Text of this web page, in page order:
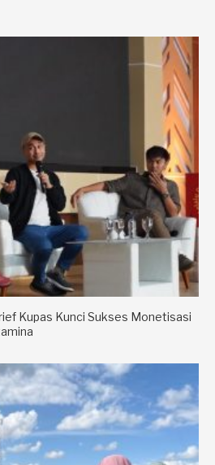
Kupas Kunci Sukses Monetisasi